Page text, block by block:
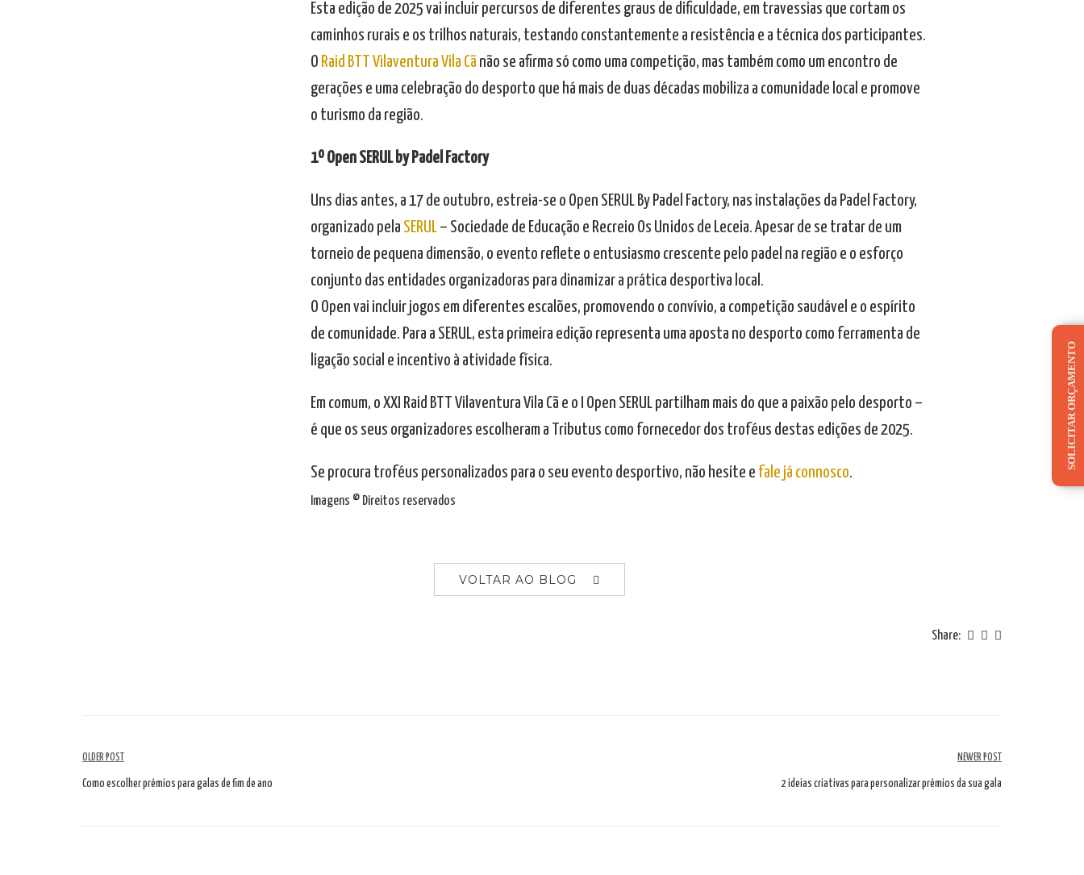
Esta edição de 2025 vai incluir percursos de diferentes graus de dificuldade, em travessias que cortam os
caminhos rurais e os trilhos naturais, testando constantemente a resistência e a técnica dos participantes.
O Raid BTT Vilaventura Vila Cã não se afirma só como uma competição, mas também como um encontro de
gerações e uma celebração do desporto que há mais de duas décadas mobiliza a comunidade local e promove
o turismo da região.
1º Open SERUL by Padel Factory
Uns dias antes, a 17 de outubro, estreia-se o Open SERUL By Padel Factory, nas instalações da Padel Factory,
organizado pela SERUL– Sociedade de Educação e Recreio Os Unidos de Leceia. Apesar de se tratar de um
torneio de pequena dimensão, o evento reflete o entusiasmo crescente pelo padel na região e o esforço
conjunto das entidades organizadoras para dinamizar a prática desportiva local.
O Open vai incluir jogos em diferentes escalões, promovendo o convívio, a competição saudável e o espírito
de comunidade. Para a SERUL, esta primeira edição representa uma aposta no desporto como ferramenta de
ligação social e incentivo à atividade física.
Em comum, o XXI Raid BTT Vilaventura Vila Cã e o I Open SERUL partilham mais do que a paixão pelo desporto –
é que os seus organizadores escolheram a Tributus como fornecedor dos troféus destas edições de 2025.
Se procura troféus personalizados para o seu evento desportivo, não hesite e fale já connosco.
Imagens © Direitos reservados
VOLTAR AO BLOG
Share:
Navegação
de
OLDER POST
Como escolher prémios para galas de fim de ano
NEWER POST
2 ideias criativas para personalizar prémios da sua gala
SOLICITAR ORÇAMENTO